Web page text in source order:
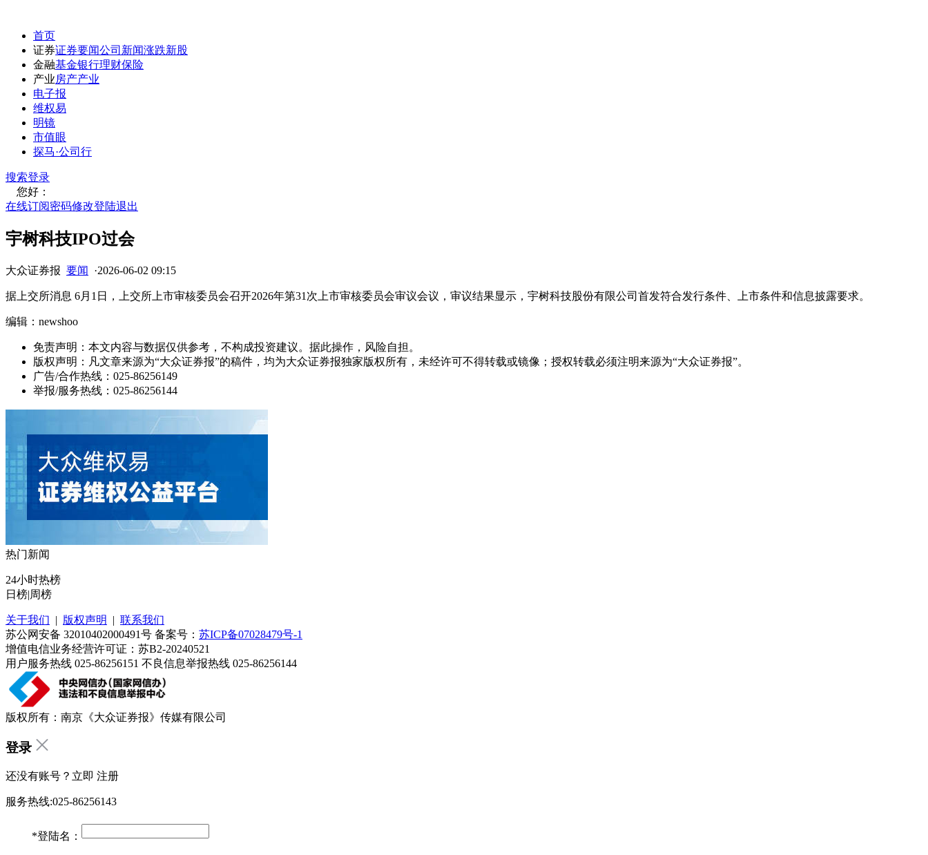
首页
证券证券要闻公司新闻涨跌新股
金融基金银行理财保险
产业房产产业
电子报
维权易
明镜
市值眼
探马·公司行
搜索登录
您好：
在线订阅密码修改登陆退出
宇树科技IPO过会
大众证券报 要闻 ·2026-06-02 09:15
据上交所消息 6月1日，上交所上市审核委员会召开2026年第31次上市审核委员会审议会议，审议结果显示，宇树科技股份有限公司首发符合发行条件、上市条件和信息披露要求。
编辑：newshoo
免责声明：本文内容与数据仅供参考，不构成投资建议。据此操作，风险自担。
版权声明：凡文章来源为“大众证券报”的稿件，均为大众证券报独家版权所有，未经许可不得转载或镜像；授权转载必须注明来源为“大众证券报”。
广告/合作热线：025-86256149
举报/服务热线：025-86256144
热门新闻
24小时热榜
日榜|周榜
关于我们 | 版权声明 | 联系我们
苏公网安备 32010402000491号 备案号： 苏ICP备07028479号-1
增值电信业务经营许可证：苏B2-20240521
用户服务热线 025-86256151 不良信息举报热线 025-86256144
版权所有：南京《大众证券报》传媒有限公司
登录
还没有账号？立即 注册
服务热线:025-86256143
*登陆名：